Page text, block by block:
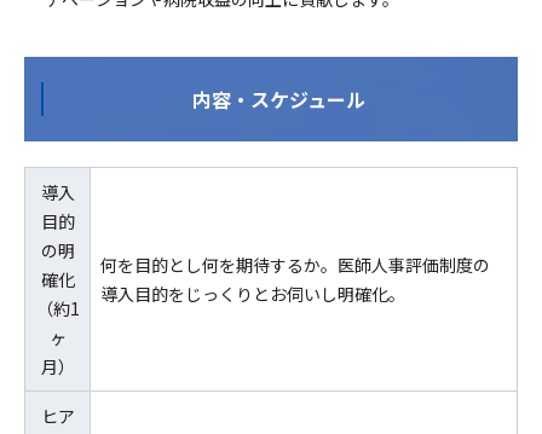
内容・スケジュール
導入
目的
の明
確化
（約1
ヶ
月）
何を目的とし何を期待するか。医師人事評価制度の
導入目的をじっくりとお伺いし明確化。
ヒア